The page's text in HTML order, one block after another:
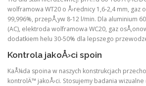
wolframowa WT20 o Å›rednicy 1,6-2,4 mm, gaz
99,996%, przepÅ‚yw 8-12 l/min. Dla aluminium
(AC), elektroda wolframowa WC20, gaz
dodatkiem helu 30-50% dla lepszego
Kontrola jakoÅ›ci spoin
KaÅ¼da spoina w naszych konstrukcjach
kontrolÄ™ jakoÅ›ci. Stosujemy badania